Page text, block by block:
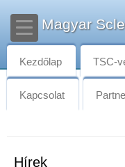
Magyar
Kezdőlap TSC-
Kapcsolat
Hírek